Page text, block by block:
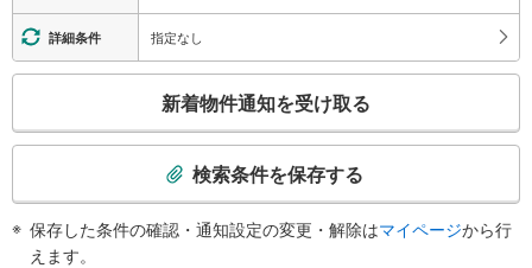
詳細条件 指定なし
検
新着物件通知を受け取る
検索条件を保存する
保存した条件の確認・通知設定の変更・解除はマイページから行
えます。